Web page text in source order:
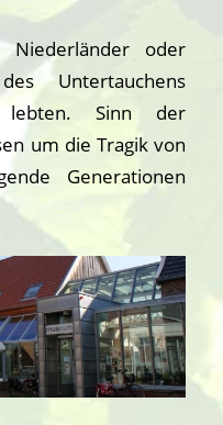
oder
Untertauchens
lebten. Sinn der
um die Tragik von
Generationen